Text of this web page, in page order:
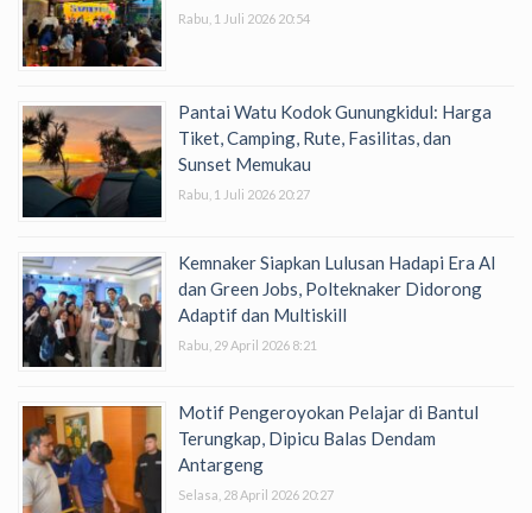
Rabu, 1 Juli 2026 20:54
Pantai Watu Kodok Gunungkidul: Harga
Tiket, Camping, Rute, Fasilitas, dan
Sunset Memukau
Rabu, 1 Juli 2026 20:27
Kemnaker Siapkan Lulusan Hadapi Era AI
dan Green Jobs, Polteknaker Didorong
Adaptif dan Multiskill
Rabu, 29 April 2026 8:21
Motif Pengeroyokan Pelajar di Bantul
Terungkap, Dipicu Balas Dendam
Antargeng
Selasa, 28 April 2026 20:27